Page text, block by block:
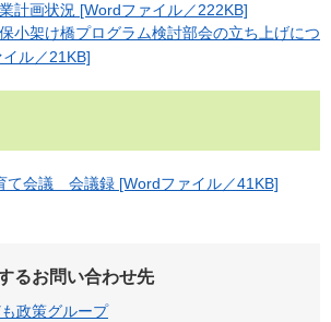
計画状況 [Wordファイル／222KB]
小架け橋プログラム検討部会の立ち上げにつ
ル／21KB]
て会議 会議録 [Wordファイル／41KB]
るお問い合わせ先
政策グループ